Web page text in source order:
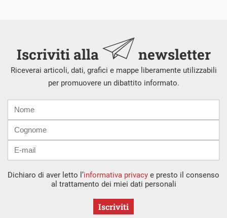
Iscriviti alla newsletter
Riceverai articoli, dati, grafici e mappe liberamente utilizzabili
per promuovere un dibattito informato.
mail
Dichiaro di aver letto l’informativa privacy e presto il consenso
al trattamento dei miei dati personali
Iscriviti